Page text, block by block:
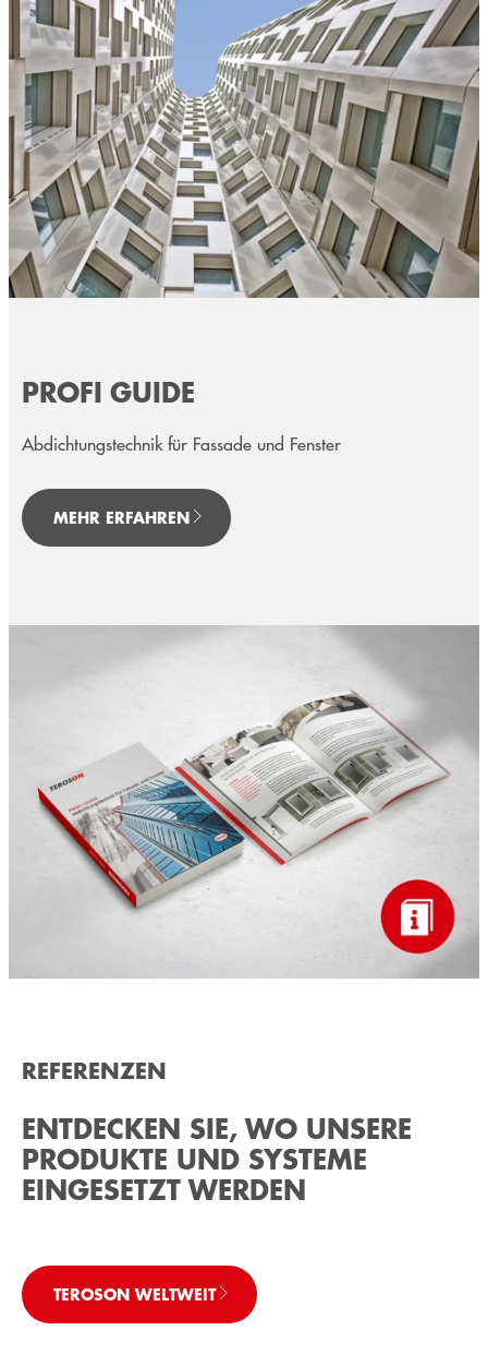
PROFI GUIDE
Abdichtungstechnik für Fassade und Fenster
MEHR ERFAHREN
REFERENZEN
ENTDECKEN SIE, WO UNSERE
PRODUKTE UND SYSTEME
EINGESETZT WERDEN
TEROSON WELTWEIT